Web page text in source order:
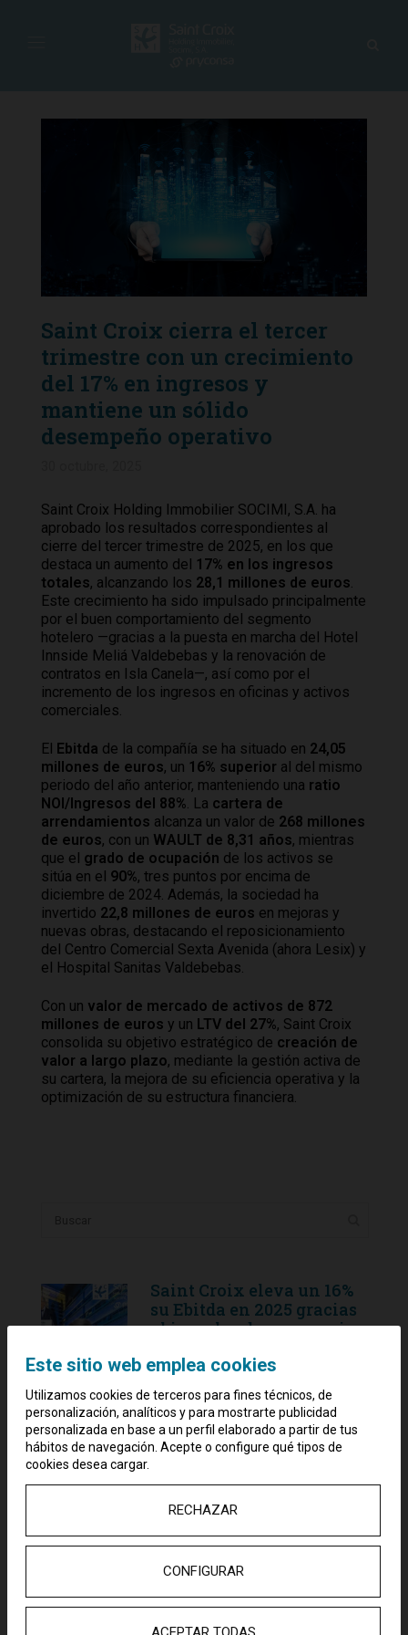
Saint Croix cierra el tercer
trimestre con un crecimiento
del 17% en ingresos y
mantiene un sólido
desempeño operativo
Saint Croix Holding Immobilier SOCIMI, S.A. ha
aprobado los resultados correspondientes al
cierre del tercer trimestre de 2025, en los que
destaca un aumento del 17% en los ingresos
totales, alcanzando los 28,1 millones de euros
Este crecimiento ha sido impulsado principalmente
por el buen comportamiento del segmento
hotelero —gracias a la puesta en marcha del Hotel
Innside Meliá Valdebebas y la renovación de
contratos en Isla Canela—, así como por el
incremento de los ingresos en oficinas y activos
comerciales.
El Ebitda de la compañía se ha situado en 24,05
millones de euros, un 16% superior al del mismo
periodo del año anterior, manteniendo una ratio
NOI/Ingresos del 88% . La cartera de
arrendamientos alcanza un valor de 268 millones
de euros, con un WAULT de 8,31 años, mientras
que el grado de ocupación de los activos se
sitúa en el 90%, tres puntos por encima de
diciembre de 2024. Además, la sociedad ha
invertido 22,8 millones de euros en mejoras y
nuevas obras, destacando el reposicionamiento
del Centro Comercial Sexta Avenida (ahora Lesix) y
el Hospital Sanitas Valdebebas.
Con un valor de mercado de activos de 872
millones de euros y un LTV del 27%, Saint Croix
consolida su objetivo estratégico de creación de
valor a largo plazo, mediante la gestión activa de
su cartera, la mejora de su eficiencia operativa y la
optimización de su estructura financiera.
Saint Croix eleva un 16%
su Ebitda en 2025 gracias
al impulso de su negocio
27 febrero, 2026
Sanitas inaugura el
Hospital Blua de
sanitario más avanzado
de Madrid, construido por
Pryconsa y propiedad de
Saint Croix
17 noviembre, 2025
Este sitio web emplea cookies
Utilizamos cookies de terceros para fines técnicos, de
personalización, analíticos y para mostrarte publicidad
personalizada en base a un perfil elaborado a partir de tus
hábitos de navegación. Acepte o configure qué tipos de
cookies desea cargar.
RECHAZAR
CONFIGURAR